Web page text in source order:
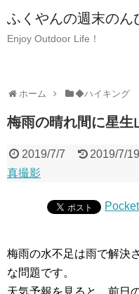
ふくやんの週末のん
Enjoy Outdoor Life！
ホーム ◆ハイキング
梅雨の晴れ間に星生
2019/7/7 2019/7/19
真撮影
Pocket
梅雨の水不足は雨で解決
な問題です。
天気予報を見ると、前日